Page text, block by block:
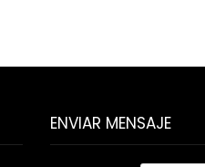
ENVIAR MENSAJE